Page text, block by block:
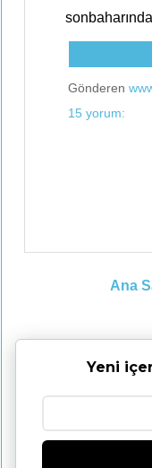
Gönderen
15 yorum:
Ana
Yeni